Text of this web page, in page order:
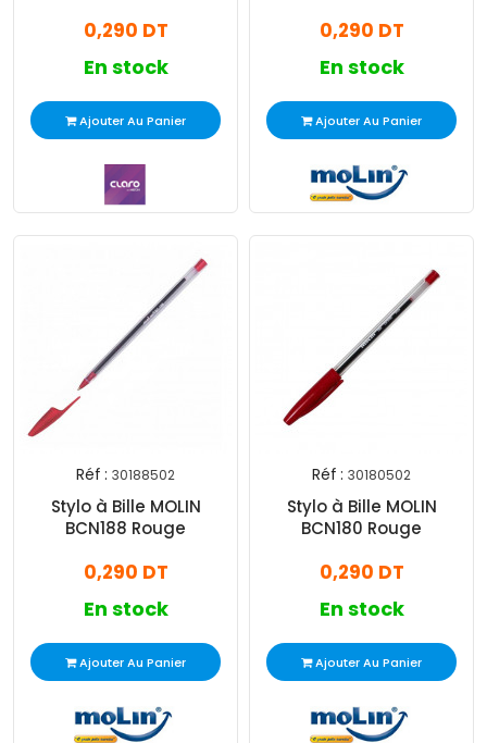
0,290 DT
En stock
Ajouter Au Panier
0,290 DT
En stock
Ajouter Au Panier
Réf : 30188502
Stylo à Bille MOLIN
BCN188 Rouge
0,290 DT
En stock
Ajouter Au Panier
Réf : 30180502
Stylo à Bille MOLIN
BCN180 Rouge
0,290 DT
En stock
Ajouter Au Panier